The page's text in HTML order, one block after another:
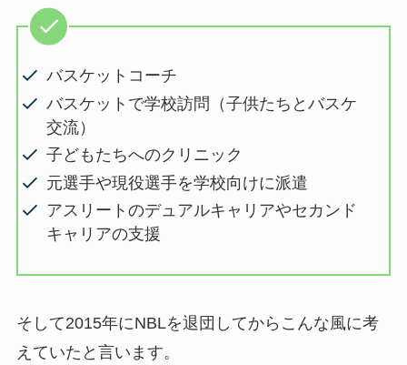
バスケットコーチ
バスケットで学校訪問（子供たちとバスケ
交流）
子どもたちへのクリニック
元選手や現役選手を学校向けに派遣
アスリートのデュアルキャリアやセカンド
キャリアの支援
そして2015年にNBLを退団してからこんな風に考
えていたと言います。